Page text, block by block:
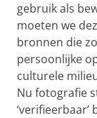
gebruik als
moeten we
bronnen die
persoonlijke
culturele
Nu fotografie